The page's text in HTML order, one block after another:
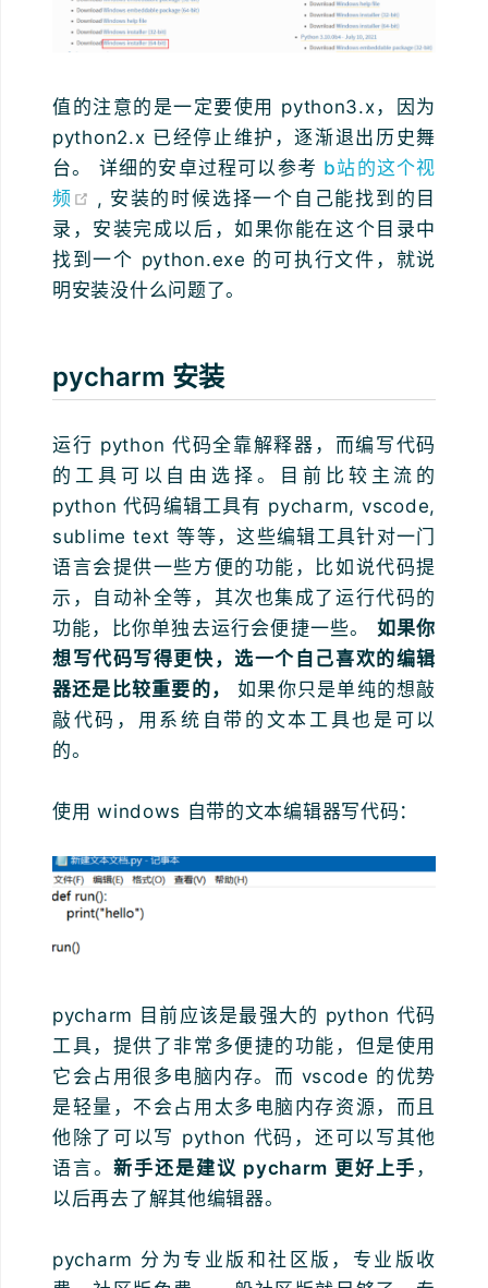
值的注意的是一定要使用 python3.x，因为
python2.x 已经停止维护，逐渐退出历史舞
台。 详细的安卓过程可以参考 b站的这个视
频
(opens new window)
, 安装的时候选择一个自己能找到的目
录，安装完成以后，如果你能在这个目录中
找到一个 python.exe 的可执行文件，就说
明安装没什么问题了。
pycharm 安装
运行 python 代码全靠解释器，而编写代码
的工具可以自由选择。目前比较主流的
python 代码编辑工具有 pycharm, vscode,
sublime text 等等，这些编辑工具针对一门
语言会提供一些方便的功能，比如说代码提
示，自动补全等，其次也集成了运行代码的
功能，比你单独去运行会便捷一些。 如果你
想写代码写得更快，选一个自己喜欢的编辑
器还是比较重要的，
如果你只是单纯的想敲
敲代码，用系统自带的文本工具也是可以
的。
使用 windows 自带的文本编辑器写代码：
pycharm 目前应该是最强大的 python 代码
工具，提供了非常多便捷的功能，但是使用
它会占用很多电脑内存。而 vscode 的优势
是轻量，不会占用太多电脑内存资源，而且
他除了可以写 python 代码，还可以写其他
语言。新手还是建议 pycharm 更好上手 ，
以后再去了解其他编辑器。
pycharm 分为专业版和社区版，专业版收